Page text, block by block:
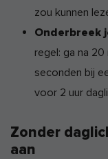
zou kunnen
Onderbreek
regel: ga na
seconden bij
voor 2 uur
Zonder
aan